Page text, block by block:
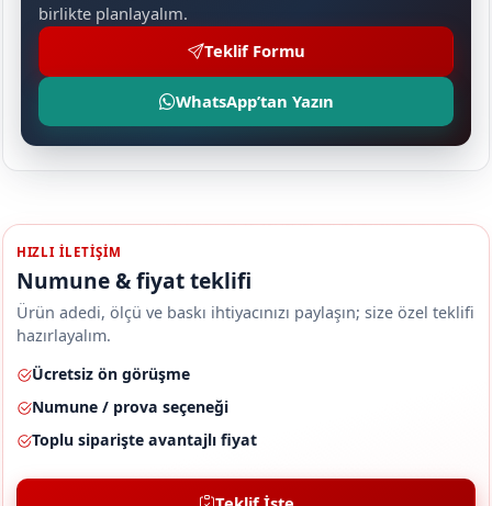
birlikte planlayalım.
Teklif Formu
WhatsApp’tan Yazın
HIZLI ILETIŞIM
Numune & fiyat teklifi
Ürün adedi, ölçü ve baskı ihtiyacınızı paylaşın; size özel teklifi
hazırlayalım.
Ücretsiz ön görüşme
Numune / prova seçeneği
Toplu siparişte avantajlı fiyat